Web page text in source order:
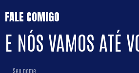
FALE COMIGO
E NÓS VAMOS ATÉ